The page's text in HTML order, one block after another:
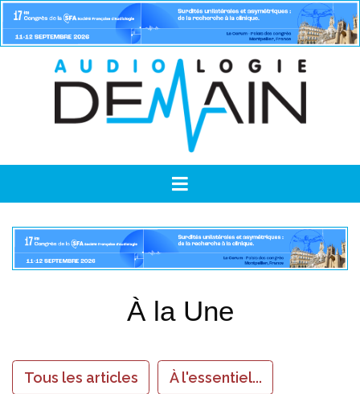
À la Une
Tous les articles À l'essentiel...